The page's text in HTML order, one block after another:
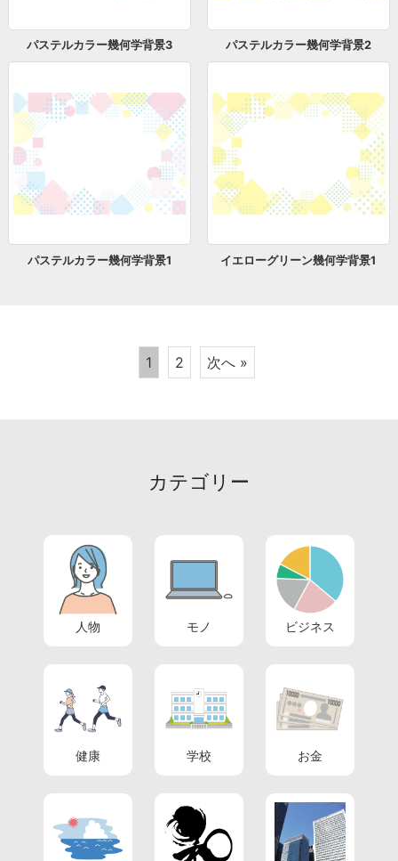
パステルカラー幾何学背景3 パステルカラー幾何学背景2
パステルカラー幾何学背景1 イエローグリーン幾何学背景1
1 2 次へ »
カテゴリー
人物 モノ ビジネス
健康 学校 お金